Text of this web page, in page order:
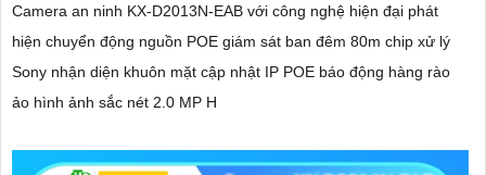
Camera an ninh KX-D2013N-EAB với công nghệ hiện đại phát
hiện chuyển động nguồn POE giám sát ban đêm 80m chip xử lý
Sony nhận diện khuôn mặt cập nhật IP POE báo động hàng rào
ảo hình ảnh sắc nét 2.0 MP H